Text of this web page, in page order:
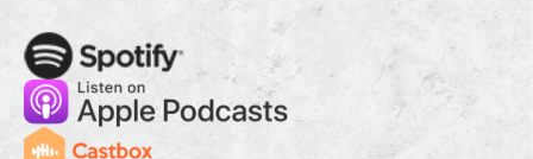
Spotify
Apple Music
Cast